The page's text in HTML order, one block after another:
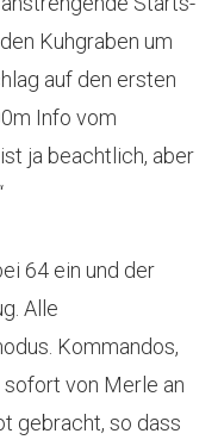
Kuhgraben um
auf den ersten
Info vom
ja beachtlich, aber
64 ein und der
Alle
Kommandos,
von Merle an
gebracht, so dass